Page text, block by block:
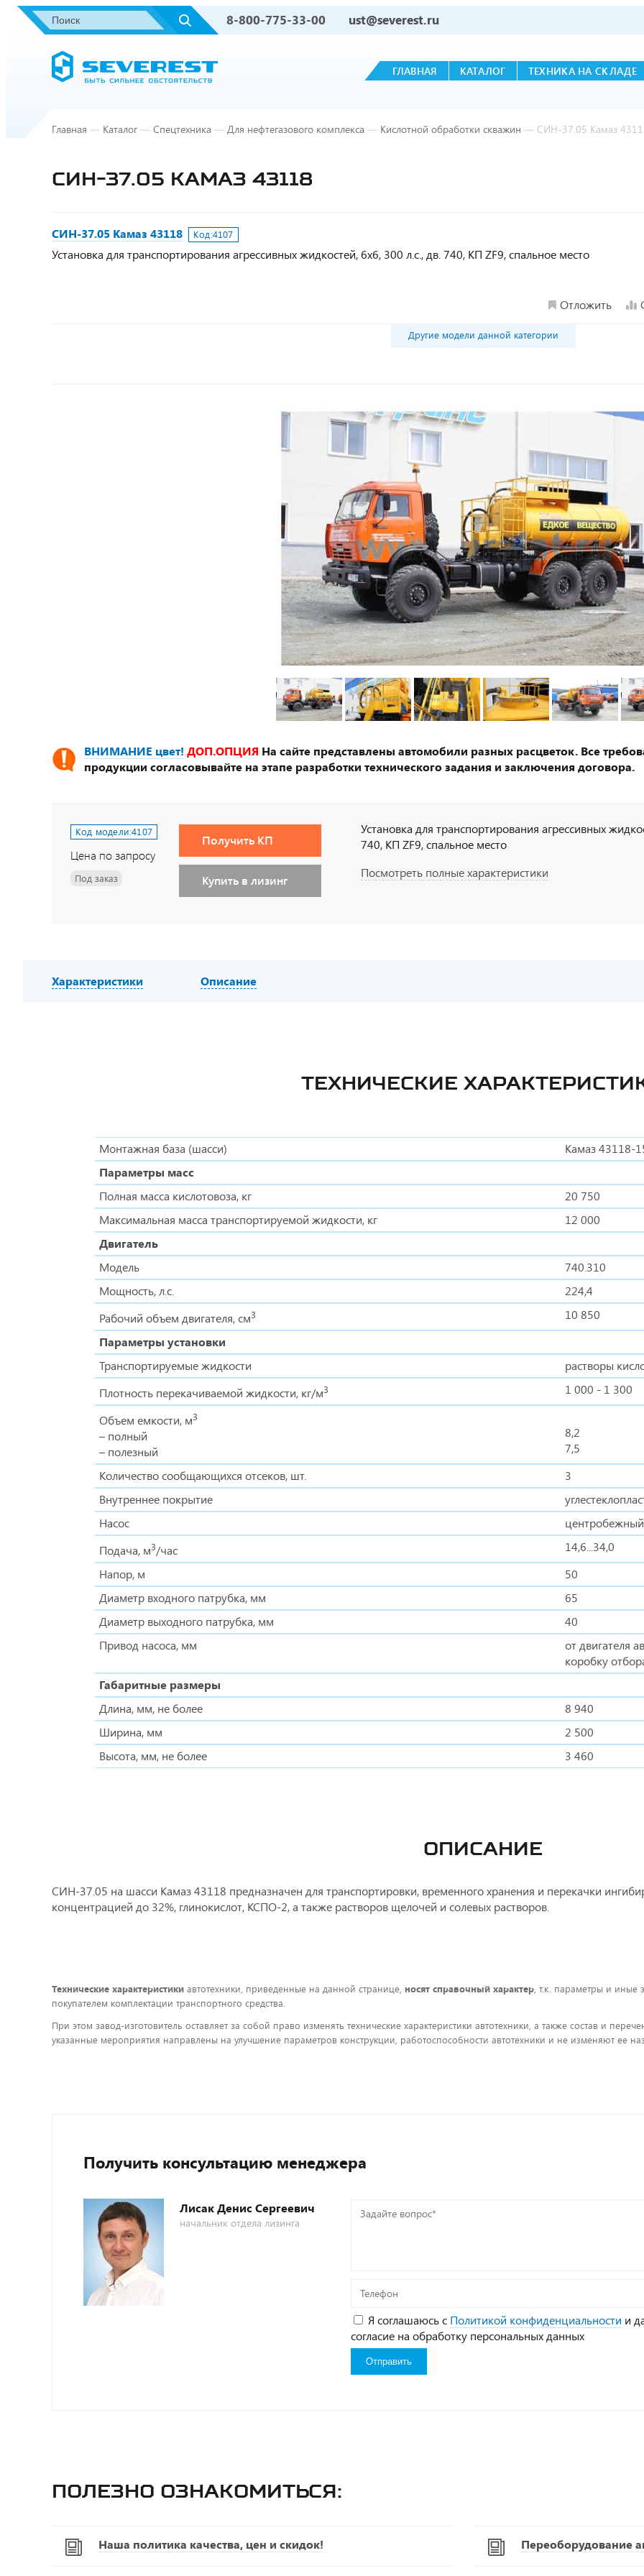
8-800-775-33-00 ust@severest.ru
ГЛАВНАЯ КАТАЛОГ ТЕХНИКА НА СКЛАДЕ
Главная — Каталог — Спецтехника — Для нефтегазового комплекса — Кислотной обработки скважин — СИН-37.05 Камаз
СИН-37.05 КАМАЗ 43118
СИН-37.05 Камаз 43118 Код:4107
Установка для транспортирования агрессивных жидкостей, 6х6, 300 л.с., дв. 740, КП ZF9, спальное место
Отложить
Другие модели данной категории
ВНИМАНИЕ цвет! ДОП.ОПЦИЯ На сайте представлены автомобили разных расцветок. Все
продукции согласовывайте на этапе разработки технического задания и заключения договора.
Код модели:4107
Цена по запросу
Под заказ
Получить КП
Купить в лизинг
Установка для транспортирования агрессивных
740, КП ZF9, спальное место
Посмотреть полные характеристики
Характеристики Описание
ТЕХНИЧЕСКИЕ
Монтажная база (шасси)
Камаз 43118-
Параметры масс
Полная масса кислотовоза, кг
20 750
Максимальная масса транспортируемой жидкости, кг
12 000
Двигатель
Модель
740.310
Мощность, л.с.
224,4
Рабочий объем двигателя, cм3
10 850
Параметры установки
Транспортируемые жидкости
растворы
Плотность перекачиваемой жидкости, кг/м3 1 000 - 1 300
Объем емкости, м3
– полный
– полезный
8,2
7,5
Количество сообщающихся отсеков, шт.
3
Внутреннее покрытие
Насос
Подача, м3/час
14,6...34,0
Напор, м
50
Диаметр входного патрубка, мм
65
Диаметр выходного патрубка, мм
40
Привод насоса, мм
от двигателя
коробку
Габаритные размеры
Длина, мм, не более
8 940
Ширина, мм
2 500
Высота, мм, не более
3 460
ОПИСАНИЕ
СИН-37.05 на шасси Камаз 43118 предназначен для транспортировки, временного хранения и перекачки
концентрацией до 32%, глинокислот, КСПО-2, а также растворов щелочей и солевых растворов.
Технические характеристики автотехники, приведенные на данной странице, носят справочный характер, т.к. параметры и иные
покупателем комплектации транспортного средства.
При этом завод-изготовитель оставляет за собой право изменять технические характеристики автотехники, а также состав и
указанные мероприятия направлены на улучшение параметров конструкции, работоспособности автотехники и не изменяют ее
Получить консультацию менеджера
Лисак Денис Сергеевич
начальник отдела лизинга
Задайте
Телефон
Я соглашаюсь с Политикой конфиденциальности и
согласие на обработку персональных данных
Полезно ознакомиться:
Наша политика качества, цен и скидок! Переоборудование